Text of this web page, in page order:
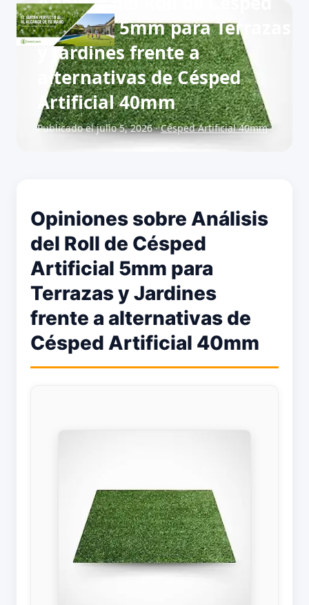
Artificial 5mm para Terrazas
y Jardines frente a
alternativas de Césped
Artificial 40mm
Publicado el julio 5, 2026 ·Césped Artificial 40mm
Opiniones sobre Análisis
del Roll de Césped
Artificial 5mm para
Terrazas y Jardines
frente a alternativas de
Césped Artificial 40mm